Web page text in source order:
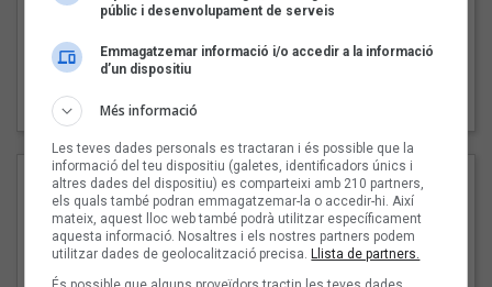
Pep Álvarez amb Joan Muntaner (Xanguito)
públic i desenvolupament de serveis
Emmagatzemar informació i/o accedir a la informació
d’un dispositiu
Més informació
Les teves dades personals es tractaran i és possible que la
informació del teu dispositiu (galetes, identificadors únics i
altres dades del dispositiu) es comparteixi amb 210 partners,
els quals també podran emmagatzemar-la o accedir-hi. Així
mateix, aquest lloc web també podrà utilitzar específicament
aquesta informació. Nosaltres i els nostres partners podem
utilitzar dades de geolocalització precisa.Llista de partners.